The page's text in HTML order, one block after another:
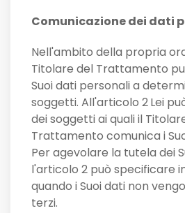
Comunicazione dei dati
Nell'ambito della propria
Titolare del Trattamento
Suoi dati personali a
soggetti. All'articolo 2Lei
dei soggetti ai quali il
Trattamento comunica i
Per agevolare la tutela dei
l'articolo 2 può specificare
quando i Suoi dati non
terzi.